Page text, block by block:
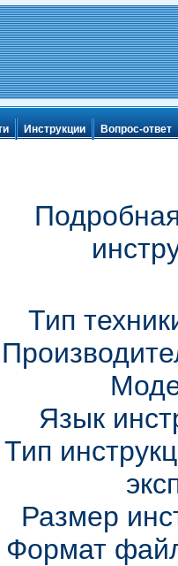
Инструкции Вопрос-ответ
Тип
Язык
Тип
Размер
Формат